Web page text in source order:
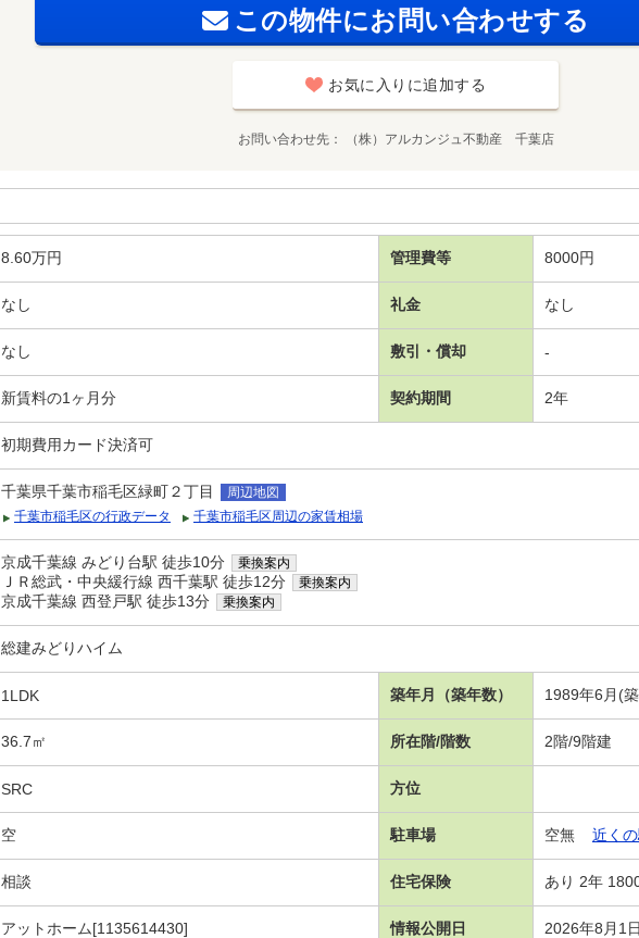
この物件にお問い合わせする
お気に入りに追加する
お問い合わせ先 （株）アルカンジュ不動産 千葉店
8.60万円 管理費等 8000円
なし 礼金 なし
なし 敷引・償却 -
新賃料の1ヶ月分 契約期間 2年
初期費用カード決済可
千葉県千葉市稲毛区緑町２丁目
周辺地図
千葉市稲毛区の行政データ
千葉市稲毛区周辺の家賃相場
京成千葉線 みどり台駅 徒歩10分 乗換案内
ＪＲ総武・中央緩行線 西千葉駅 徒歩12分 乗換案内
京成千葉線 西登戸駅 徒歩13分 乗換案内
総建みどりハイム
1LDK 築年月（築年数） 1989年6月(
36.7㎡ 所在階/階数 2階/9階建
SRC 方位
空 駐車場 空無 近く
相談 住宅保険 あり 2年
アットホーム[1135614430] 情報公開日 2026年8月1日